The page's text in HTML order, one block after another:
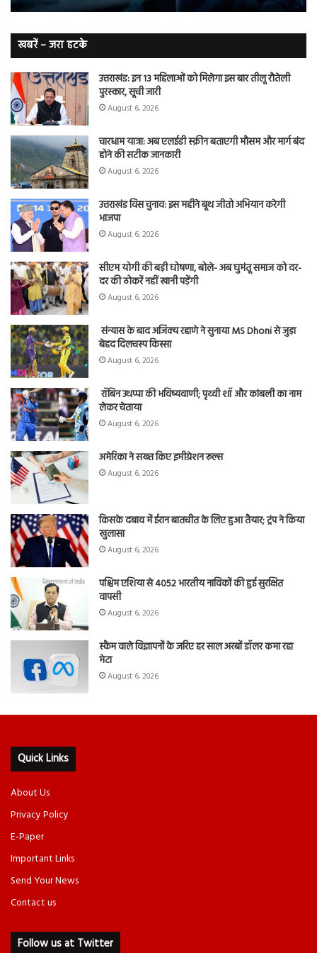
हैं
कैंसर का
शिकार
खबरें – जरा हटके
उत्तराखंड: इन 13 महिलाओं को मिलेगा इस बार तीलू रौतेली
पुरस्कार, सूची जारी
August 6, 2026
चारधाम यात्रा: अब एलईडी स्क्रीन बताएगी मौसम और मार्ग बंद
होने की सटीक जानकारी
August 6, 2026
उत्तराखंड विस चुनाव: इस महीने बूथ जीतो अभियान करेगी
भाजपा
August 6, 2026
सीएम योगी की बड़ी घोषणा, बोले- अब घुमंतू समाज को दर-
दर की ठोकरें नहीं खानी पड़ेंगी
August 6, 2026
संन्यास के बाद अजिंक्‍य रहाणे ने सुनाया MS Dhoni से जुड़ा
बेहद दिलचस्प किस्सा
August 6, 2026
रॉबिन उथप्पा की भविष्यवाणी; पृथ्वी शॉ और कांबली का नाम
लेकर चेताया
August 6, 2026
अमेरिका ने सख्त किए इमीग्रेशन रूल्स
August 6, 2026
किसके दबाव में ईरान बातचीत के लिए हुआ तैयार; ट्रंप ने किया
खुलासा
August 6, 2026
पश्चिम एशिया से 4052 भारतीय नाविकों की हुई सुरक्षित
वापसी
August 6, 2026
स्कैम वाले विज्ञापनों के जरिए हर साल अरबों डॉलर कमा रहा
मेटा
August 6, 2026
Quick Links
About Us
Privacy Policy
E-Paper
Important Links
Send Your News
Contact us
Follow us at Twitter